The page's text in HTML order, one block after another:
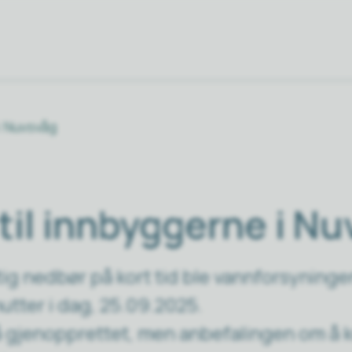
innbyggerne i
nedbør på kort tid ble
i dag, 25.09.2025.
gjenopprettet, men anbefalingen om å